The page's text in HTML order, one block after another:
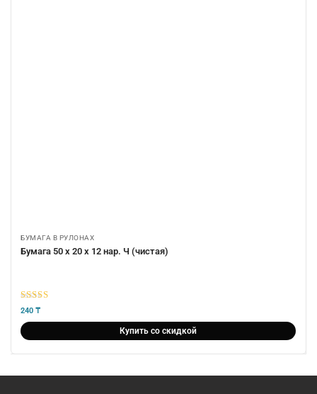
БУМАГА В РУЛОНАХ
Бумага 50 х 20 х 12 нар. Ч (чистая)
5из 5
240 ₸
Купить со скидкой